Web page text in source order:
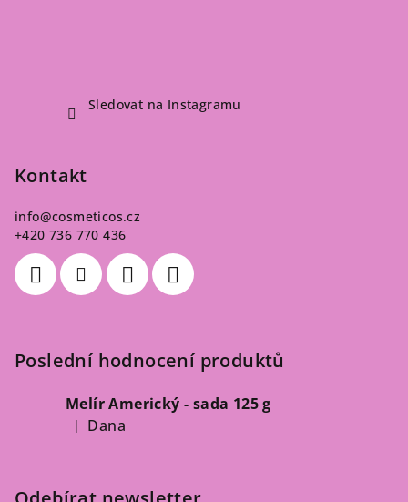
Sledovat na Instagramu
Kontakt
info@cosmeticos.cz
+420 736 770 436
Poslední hodnocení produktů
Melír Americký - sada 125 g
Hodnocení produktu je 5 z 5 hvězdiček.
| Dana